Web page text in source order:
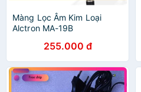
Màng Lọc Âm Kim Loại
Alctron MA-19B
255.000 đ